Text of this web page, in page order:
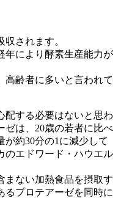
されます。
年により酵素生産能力が
高齢者に多いと言われて
配する必要はないと思わ
ゼは、20歳の若者に比べ
が約30分の1に減少して
のエドワード・ハウエル
まない加熱食品を摂取す
るプロテアーゼを同時に